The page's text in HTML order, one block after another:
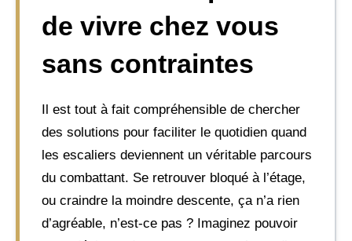
de vivre chez vous
sans contraintes
Il est tout à fait compréhensible de chercher
des solutions pour faciliter le quotidien quand
les escaliers deviennent un véritable parcours
du combattant. Se retrouver bloqué à l’étage,
ou craindre la moindre descente, ça n’a rien
d’agréable, n’est-ce pas ? Imaginez pouvoir